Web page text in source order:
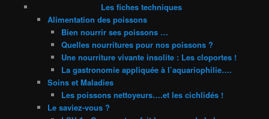
Les fiches techniques
Alimentation des poissons
Bien nourrir ses poissons …
Quelles nourritures pour nos poissons ?
Une nourriture vivante insolite : Les cloportes !
La gastronomie appliquée à l’aquariophilie….
Soins et Maladies
Les poissons nettoyeurs….et les cichlidés !
Le saviez-vous ?